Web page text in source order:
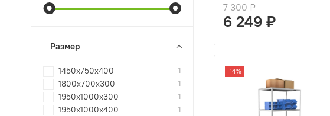
7 300 ₽
6 249 ₽
-14%
Размер
1450x750x400 1
1800x700x300 1
1950x1000x300 1
1950x1000x400 1